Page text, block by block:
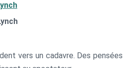
vers un cadavre. Des pensées